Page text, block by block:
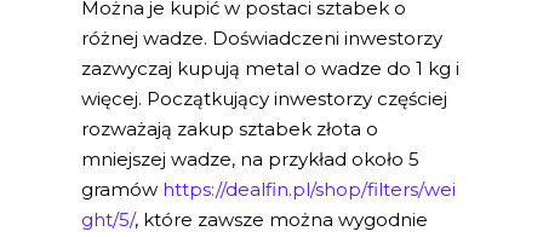
Można je kupić w postaci sztabek o
różnej wadze. Doświadczeni inwestorzy
zazwyczaj kupują metal o wadze do 1 kg i
więcej. Początkujący inwestorzy częściej
rozważają zakup sztabek złota o
mniejszej wadze, na przykład około 5
gramów https://dealfin.pl/shop/filters/wei
ght/5/, które zawsze można wygodnie